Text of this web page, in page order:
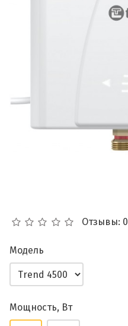
Отзывы: 0
Модель
Мощность, Вт